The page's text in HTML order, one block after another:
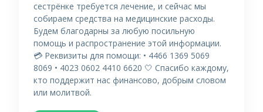
сестрёнке требуется лечение, и сейчас мы
собираем средства на медицинские расходы.
Будем благодарны за любую посильную
помощь и распространение этой информации.
💳 Реквизиты для помощи: • 4466 1369 5069
8069 • 4023 0602 4410 6620 🤍 Спасибо каждому,
кто поддержит нас финансово, добрым словом
или молитвой.